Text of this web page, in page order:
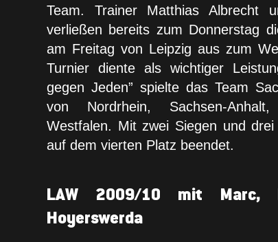
Team. Trainer Matthias Albrecht
verließen bereits zum Donnerstag
am Freitag von Leipzig aus zum
Turnier diente als wichtiger
gegen Jeden” spielte das Team
von Nordrhein, Sachsen-Anhalt,
Westfalen. Mit zwei Siegen und
auf dem vierten Platz beendet.
LAW 2009/10 mit Marc,
Hoyerswerda